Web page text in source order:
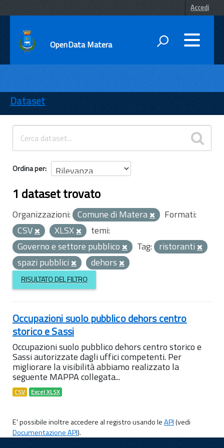
Accedi
OpenData Matera
ENTI
TEMI
INFORMAZIONI
Dataset
Ordina per
1 dataset trovato
Organizzazioni: Comune di Matera
Formati:
CSV
XLSX
temi:
Governo e settore pubblico
Tag: ristoranti
spazi pubblici
dehors
RISULTATO DEL FILTRO
Occupazioni suolo pubblico dehors centro
storico e Sassi
Occupazioni suolo pubblico dehors centro storico e
Sassi autorizzate dagli uffici competenti. Per
migliorare la visibilità abbiamo realizzato la
seguente MAPPA collegata...
CSV Excel XLSX
E' possibile inoltre accedere al registro usando leAPI(vedi
Documentazione API).